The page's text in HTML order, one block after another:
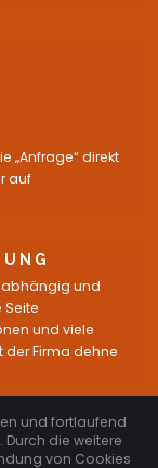
„Anfrage“ direkt
auf
und
Seite
und viele
der Firma dehne
und fortlaufend
Durch die weitere
von Cookies